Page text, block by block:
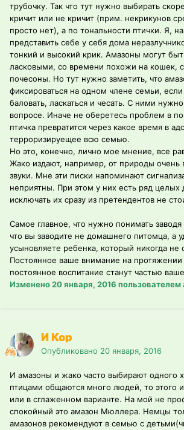
трубочку. Так что тут нужно выбирать
кричит или не кричит (прим. некрикунов
просто нет), а по тональности птички. Я,
представить себе у себя дома
тонкий и высокий крик. Амазоны могут
ласковыми, со времени похожи на кошек,
почесоны. Но тут нужно заметить, что
фиксироваться на одном члене семьи,
баловать, ласкаться и чесать. С ними
вопросе. Иначе не оберетесь проблем в
птичка превратится через какое время в
терроризируещее всю семью.
Но это, конечно, лично мое мнение, все
Жако издают, например, от природы очень
звуки. Мне эти писки напоминают
неприятны. При этом у них есть ряд целых
исключать их сразу из претендентов не
Самое главное, что нужно понимать заводя
что вы заводите не домашнего питомца, а
усыновляете ребенка, который никогда не
Постоянное ваше внимание на протяжении
постоянное воспитание станут частью
Изменено20 января, 2016 пользователем
И Кор
Опубликовано 20 января, 2016
И амазоны и жако часто выбирают одного
птицами общаются много людей, то этого
или в сглаженном варианте. На мой не
спокойный это амазон Мюллера. Немцы
амазонов рекомендуют в семью с